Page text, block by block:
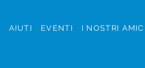
AIUTI EVENTI I NOSTRI AMICI